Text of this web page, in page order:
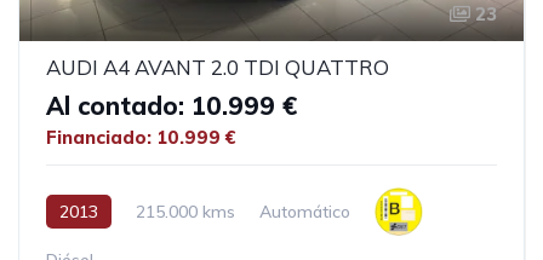
23
AUDI A4 AVANT 2.0 TDI QUATTRO
Al contado: 10.999 €
Financiado: 10.999 €
2013 215.000 kms Automático